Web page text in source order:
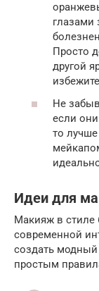
глазами
Просто
другой
Не
если
то
Идеи для
Макияж в стиле
современной
создать модный
простым